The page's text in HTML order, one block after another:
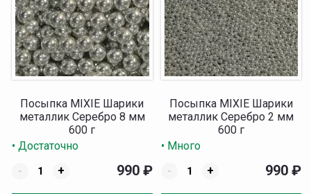
Посыпка MIXIE Шарики
металлик Серебро 8 мм
600 г
• Достаточно
-
+ 990 ₽
Посыпка MIXIE Шарики
металлик Серебро 2 мм
600 г
• Много
-
+ 990 ₽